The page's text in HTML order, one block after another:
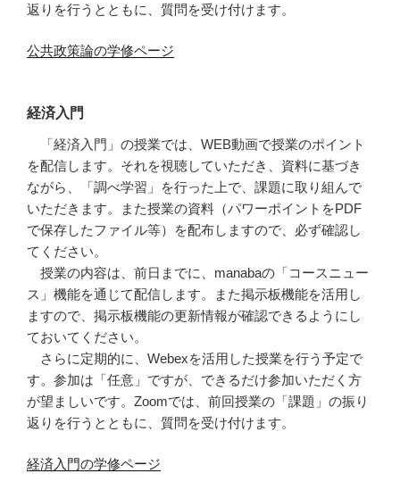
返りを行うとともに、質問を受け付けます。
公共政策論の学修ページ
経済入門
「経済入門」の授業では、WEB動画で授業のポイント
を配信します。それを視聴していただき、資料に基づき
ながら、「調べ学習」を行った上で、課題に取り組んで
いただきます。また授業の資料（パワーポイントをPDF
で保存したファイル等）を配布しますので、必ず確認し
てください。
授業の内容は、前日までに、manabaの「コースニュー
ス」機能を通じて配信します。また掲示板機能を活用し
ますので、掲示板機能の更新情報が確認できるようにし
ておいてください。
さらに定期的に、Webexを活用した授業を行う予定で
す。参加は「任意」ですが、できるだけ参加いただく方
が望ましいです。Zoomでは、前回授業の「課題」の振り
返りを行うとともに、質問を受け付けます。
経済入門の学修ページ